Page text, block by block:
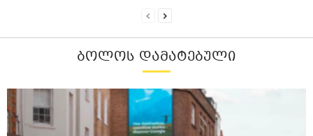
ᲑᲝᲚᲝᲡ ᲓᲐᲛᲐᲢᲔᲑᲣᲚᲘ